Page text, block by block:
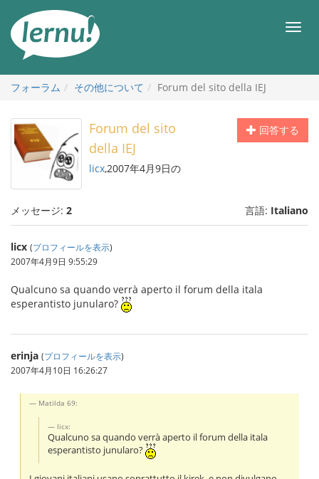
メ
フォーラム
その他について Forum del sito della IEJ
回答する
Forum del sito
della IEJ
licx,2007年4月9日の
メッセージ: 2 言語: Italiano
licx (プロフィールを表示)
2007年4月9日 9:55:29
Qualcuno sa quando verrà aperto il forum della itala
esperantisto junularo?
erinja (プロフィールを表示)
2007年4月10日 16:26:27
Matilda 69:
licx:
Qualcuno sa quando verrà aperto il forum della itala
esperantisto junularo?